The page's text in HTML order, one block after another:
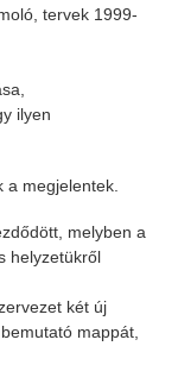
tervek 1999-
ilyen
megjelentek.
melyben a
helyzetükről
két új
mappát,